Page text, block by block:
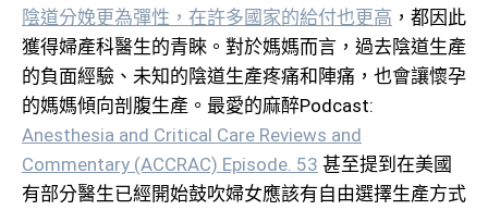
陰道分娩更為彈性，在許多國家的給付也更高 ，都因此
獲得婦產科醫生的青睞。對於媽媽而言，過去陰道生產
的負面經驗、未知的陰道生產疼痛和陣痛，也會讓懷孕
的媽媽傾向剖腹生產。最愛的麻醉Podcast:
Anesthesia and Critical Care Reviews and
Commentary (ACCRAC) Episode. 53 甚至提到在美國
有部分醫生已經開始鼓吹婦女應該有自由選擇生產方式